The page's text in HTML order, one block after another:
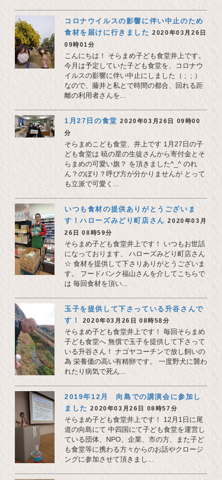
コロナウイルスの影響に伴い中止のため
食材を届けに行きました 2020年03月26日
09時01分
こんにちは！ そらまめ子ども食堂井上です。
今月は予定していた子ども食堂を、コロナウ
イルスの影響に伴い中止にしました（ ; ; ）
なので、藤井と私とで時間の都合、回れる距
離の利用者さんを...
1月27日の食堂 2020年03月26日 09時00
分
そらまめこども食堂、井上です 1月27日の子
ども食堂は 暁の星の生徒さんから寄付金とそ
らまめの可愛い旗？ を頂きました^_^ のれ
ん？のぼり？呼び方が分かりませんが とって
も立派で可愛く...
いつも食材の提供ありがとうございま
す！ハローズみどり町店さん 2020年03月
26日 08時59分
そらまめ子ども食堂井上です！ いつもお世話
になっております、 ハローズみどり町店さん
☆ 食材を提供して下さりありがとうございま
す。 フードバンク福山さんを介してこちらで
は 毎回食材を頂い...
玉子を提供して下さっている升谷さんで
す！
2020年03月26日 08時58分
そらまめ子ども食堂井上です！ 毎回そらまめ
子ども食堂へ 無償で玉子を提供して下さって
いる升谷さん！ ナゴヤコーチンで放し飼いの
為 栄養価の高い有精卵です。 一度野犬に襲わ
れたり病気で死ん...
2019年12月 向島での講演会に参加し
ました
2020年03月26日 08時57分
そらまめ子ども食堂井上です！ 12月1日に尾
道の向島にて 中四国にて子ども食堂を運営し
ている団体、NPO、企業、市の方、また子ど
も食堂等に携わる方々からのお話やクロージ
ングに参加させて頂きまし...